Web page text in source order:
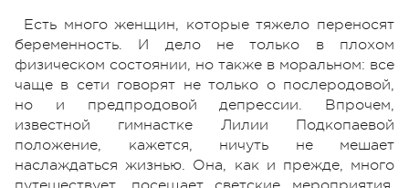
Есть много женщин, которые тяжело переносят
беременность. И дело не только в плохом
физическом состоянии, но также в моральном: все
чаще в сети говорят не только о послеродовой,
но и предпродовой депрессии. Впрочем,
известной гимнастке Лилии Подкопаевой
положение, кажется, ничуть не мешает
наслаждаться жизнью. Она, как и прежде, много